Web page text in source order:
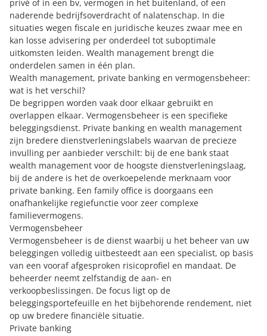
privé of in een bv, vermogen in het buitenland, of een
naderende bedrijfsoverdracht of nalatenschap. In die
situaties wegen fiscale en juridische keuzes zwaar mee en
kan losse advisering per onderdeel tot suboptimale
uitkomsten leiden. Wealth management brengt die
onderdelen samen in één plan.
Wealth management, private banking en vermogensbeheer:
wat is het verschil?
De begrippen worden vaak door elkaar gebruikt en
overlappen elkaar. Vermogensbeheer is een specifieke
beleggingsdienst. Private banking en wealth management
zijn bredere dienstverleningslabels waarvan de precieze
invulling per aanbieder verschilt: bij de ene bank staat
wealth management voor de hoogste dienstverleningslaag,
bij de andere is het de overkoepelende merknaam voor
private banking. Een family office is doorgaans een
onafhankelijke regiefunctie voor zeer complexe
familievermogens.
Vermogensbeheer
Vermogensbeheer is de dienst waarbij u het beheer van uw
beleggingen volledig uitbesteedt aan een specialist, op basis
van een vooraf afgesproken risicoprofiel en mandaat. De
beheerder neemt zelfstandig de aan- en
verkoopbeslissingen. De focus ligt op de
beleggingsportefeuille en het bijbehorende rendement, niet
op uw bredere financiële situatie.
Private banking